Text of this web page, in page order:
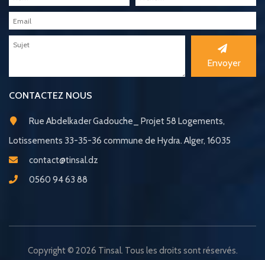
Envoyer
CONTACTEZ NOUS
Rue Abdelkader Gadouche_ Projet 58 Logements,
Lotissements 33-35-36 commune de Hydra. Alger, 16035
contact@tinsal.dz
0560 94 63 88
Copyright © 2026 Tinsal. Tous les droits sont réservés.